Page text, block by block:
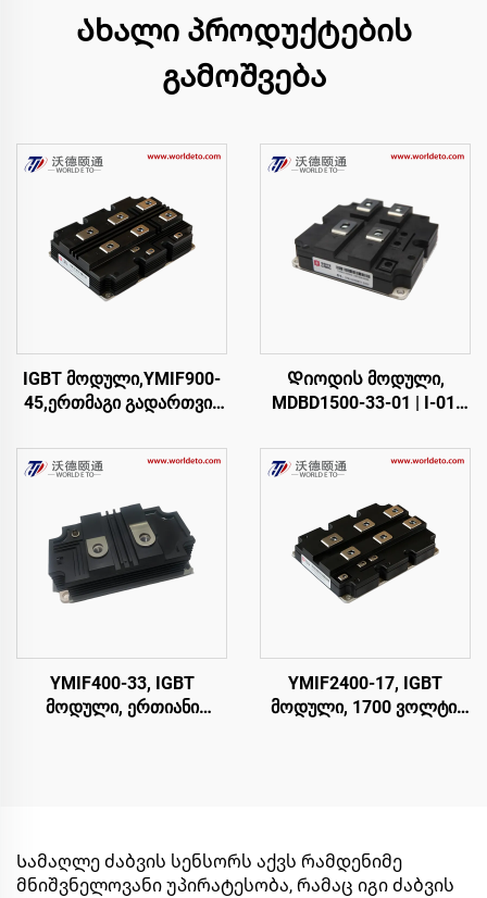
Ახალი პროდუქტების
გამოშვება
IGBT მოდული,YMIF900-
45,ერთმაგი გადართვის
Დიოდის მოდული,
MDBD1500-33-01 | I-01,
YMIF400-33, IGBT
მოდული, ერთიანი
YMIF2400-17, IGBT
მოდული, 1700 ვოლტი,
Სამაღლე ძაბვის სენსორს აქვს რამდენიმე
მნიშვნელოვანი უპირატესობა, რამაც იგი ძაბვის